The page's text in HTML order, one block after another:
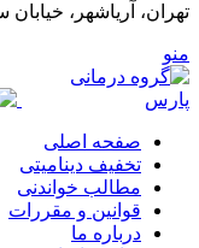
تهران، آریاشهر، خیابان
منو
صفحه اصلی
تخفیف دینامیتی
مطالب خواندنی
قوانین و مقررات
درباره ما